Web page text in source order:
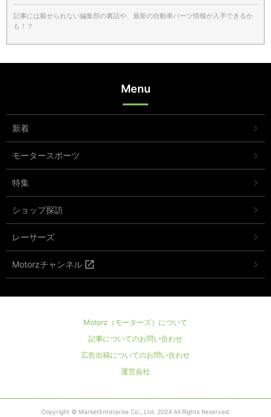
記事には載せられない編集部の裏話や、最新の自動車パーツ情報が入手できるか
も！？
Menu
新着
モータースポーツ
特集
ショップ探訪
レーサーズ
Motorzチャンネル
Motorz（モーターズ）について
記事についてのお問い合わせ
広告出稿についてのお問い合わせ
運営会社
Copyright © MarketEnterprise Co., Ltd. 2024 All Rights Reserved.